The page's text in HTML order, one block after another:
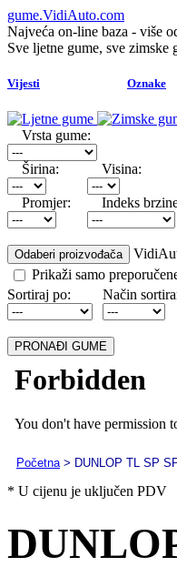
gume.VidiAuto.com
Najveća on-line baza - više
Sve ljetne gume, sve zimske
Vijesti Oznake
Vrsta gume:
Širina: Visina:
Promjer: Indeks
Prikaži samo
Sortiraj po:
Način
Početna> DUNLOP TL SP
* U cijenu je uključen PDV